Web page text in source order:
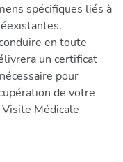
spécifiques liés à
en toute
un certificat
pour
de votre
Médicale